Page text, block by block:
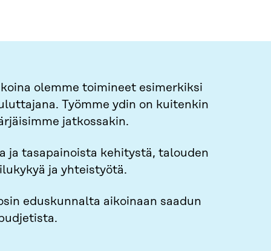
olemme toimineet esimerkiksi
Työmme ydin on kuitenkin
jatkossakin.
ja tasapainoista kehitystä, talouden
ja yhteistyötä.
eduskunnalta aikoinaan saadun